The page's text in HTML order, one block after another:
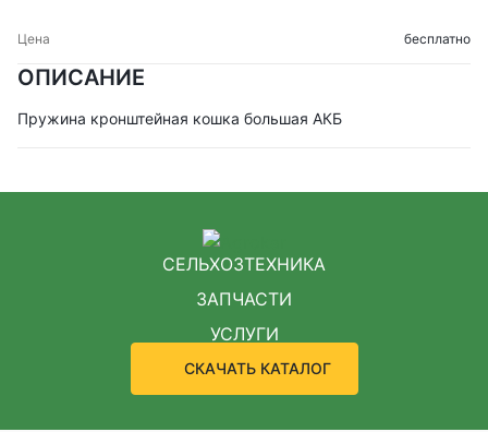
ОПИСАНИЕ
Пружина кронштейная кошка большая АКБ
бесплатно
СЕЛЬХОЗТЕХНИКА
ЗАПЧАСТИ
УСЛУГИ
СКАЧАТЬ КАТАЛОГ